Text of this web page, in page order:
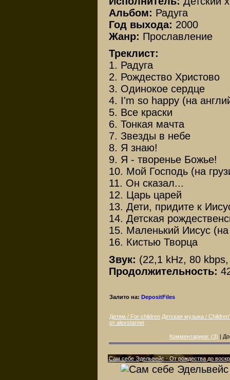
Альбом: Радуга
Год выхода: 2000
Жанр: Прославление
Треклист:
1. Радуга
2. Рождество Христово
3. Одинокое сердце
4. I'm so happy (на
5. Все краски
6. Тонкая мачта
7. Звезды в небе
8. Я знаю!
9. Я - творенье Божье!
10. Мой Господь (на
11. Он сказал...
12. Царь царей
13. Дети, придите к
14. Детская
15. Маленький Иисус
16. Кистью Творца
Звук: (22,1 kHz, 80
Продолжительность:
Залито на: DepositFiles
Детям / For children Детская музыка /
от alexstarnet
Комментариев: (3) |
Сам себе Эдельвейс - От рождества до